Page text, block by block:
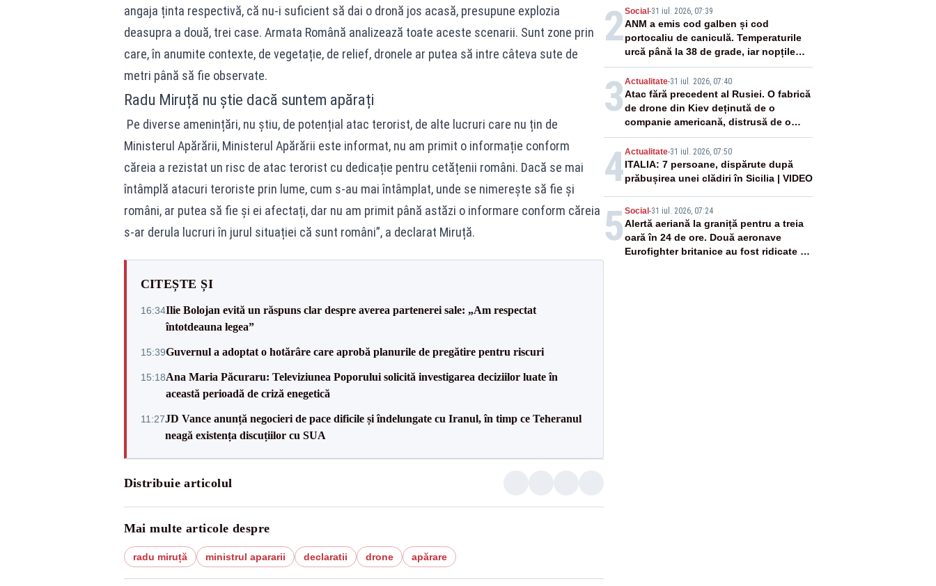
angaja ținta respectivă, că nu-i suficient să dai o dronă jos acasă, presupune explozia
deasupra a două, trei case. Armata Română analizează toate aceste scenarii. Sunt zone prin
care, în anumite contexte, de vegetație, de relief, dronele ar putea să intre câteva sute de
metri până să fie observate.
Radu Miruță nu știe dacă suntem apărați
Pe diverse amenințări, nu știu, de potențial atac terorist, de alte lucruri care nu țin de
Ministerul Apărării, Ministerul Apărării este informat, nu am primit o informație conform
căreia a rezistat un risc de atac terorist cu dedicație pentru cetățenii români. Dacă se mai
întâmplă atacuri teroriste prin lume, cum s-au mai întâmplat, unde se nimerește să fie și
români, ar putea să fie și ei afectați, dar nu am primit până astăzi o informare conform căreia
s-ar derula lucruri în jurul situației că sunt români”, a declarat Miruță.
CITEȘTE ȘI
16:34Ilie Bolojan evită un răspuns clar despre averea partenerei sale: „Am respectat
întotdeauna legea”
15:39Guvernul a adoptat o hotărâre care aprobă planurile de pregătire pentru riscuri
15:18Ana Maria Păcuraru: Televiziunea Poporului solicită investigarea deciziilor luate în
această perioadă de criză enegetică
11:27JD Vance anunță negocieri de pace dificile și îndelungate cu Iranul, în timp ce Teheranul
neagă existența discuțiilor cu SUA
Distribuie articolul
Mai multe articole despre
radu miruță ministrul apararii declaratii drone apărare
2Social-31 iul. 2026, 07:39
ANM a emis cod galben și cod
portocaliu de caniculă. Temperaturile
urcă până la 38 de grade, iar nopțile
devin tropicale
3 Actualitate-31 iul. 2026, 07:40
Atac fără precedent al Rusiei. O fabrică
de drone din Kiev deținută de o
companie americană, distrusă de o
rachetă rusească
4Actualitate-31 iul. 2026, 07:50
ITALIA: 7 persoane, dispărute după
prăbușirea unei clădiri în Sicilia | VIDEO
5 Social-31 iul. 2026, 07:24
Alertă aeriană la graniță pentru a treia
oară în 24 de ore. Două aeronave
Eurofighter britanice au fost ridicate de